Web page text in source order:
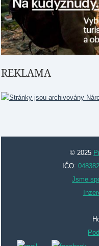
REKLAMA
© 2025
IČO:
Jsme